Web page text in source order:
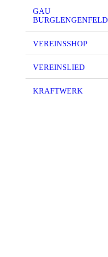
GAU
BURGLENGENFELD
VEREINSSHOP
VEREINSLIED
KRAFTWERK